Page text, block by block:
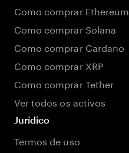
Como comprar Ethereum
Como comprar Solana
Como comprar Cardano
Como comprar XRP
Como comprar Tether
Ver todos os activos
Jurídico
Termos de uso